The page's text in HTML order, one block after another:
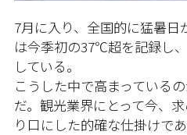
7月に入り、全国的に猛暑
は今季初の37℃超を記録し
している。
こうした中で高まっている
だ。観光業界にとって今、
り口にした的確な仕掛けであ